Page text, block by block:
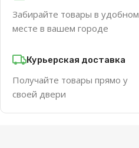
Забирайте товары в удобном
месте в вашем городе
Курьерская доставка
Получайте товары прямо у
своей двери